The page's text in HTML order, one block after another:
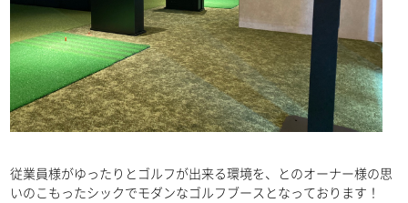
リース LEASE
従業員様がゆったりとゴルフが出来る環境を、とのオーナー様の思
いのこもったシックでモダンなゴルフブースとなっております！